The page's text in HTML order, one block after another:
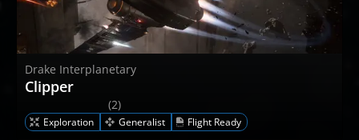
Drake Interplanetary
Clipper
(2)
Exploration Generalist Flight Ready